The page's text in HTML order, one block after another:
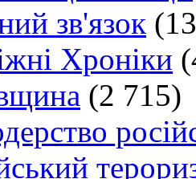
зв'язок
Хроніки
(2 715)